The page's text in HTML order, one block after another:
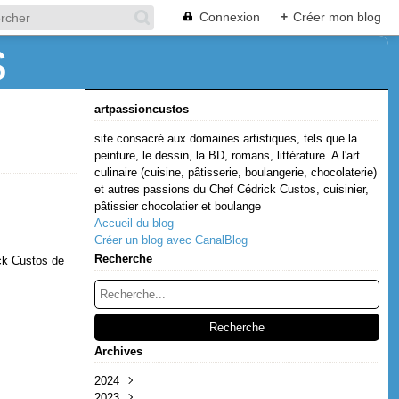
Connexion + Créer mon blog
Custos de
artpassioncustos
site consacré aux domaines artistiques, tels que la
peinture, le dessin, la BD, romans, littérature. A l'art
culinaire (cuisine, pâtisserie, boulangerie, chocolaterie)
et autres passions du Chef Cédrick Custos, cuisinier,
pâtissier chocolatier et boulange
Accueil du blog
Créer un blog avec CanalBlog
Recherche
Archives
2024